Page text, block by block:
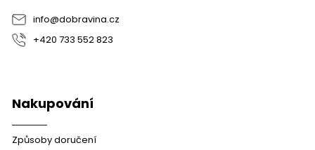
info@dobravina.cz
+420 733 552 823
Nakupování
Způsoby doručení